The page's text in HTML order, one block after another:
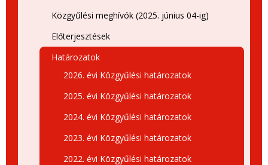
Közgyűlési meghívók (2025. június 04-ig)
Előterjesztések
Határozatok
2026. évi Közgyűlési határozatok
2025. évi Közgyűlési határozatok
2024. évi Közgyűlési határozatok
2023. évi Közgyűlési határozatok
2022. évi Közgyűlési határozatok